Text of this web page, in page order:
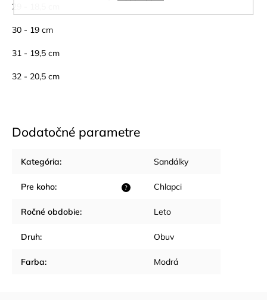
29 - 18,5 cm
30 - 19 cm
31 - 19,5 cm
32 - 20,5 cm
Dodatočné parametre
Kategória: Sandálky
?
Pre koho: Chlapci
Ročné obdobie: Leto
Druh: Obuv
Farba: Modrá